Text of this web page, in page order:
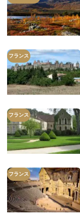
フランス
フランス
フランス